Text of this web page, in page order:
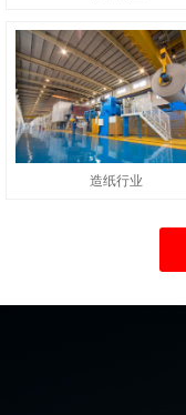
造纸行业